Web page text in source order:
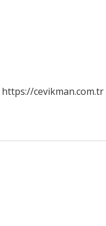
https://cevikman.com.tr